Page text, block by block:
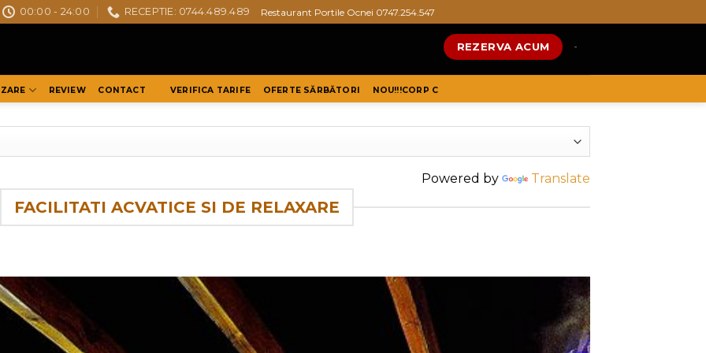
00:00 - 24:00 RECEPTIE: 0744.489.489 Restaurant Portile Ocnei 0747.254.547
REZERVA ACUM -
REVIEW CONTACT VERIFICA TARIFE OFERTE SĂRBĂTORI NOU!!!CORP C
Powered by Translate
FACILITATI ACVATICE SI DE RELAXARE